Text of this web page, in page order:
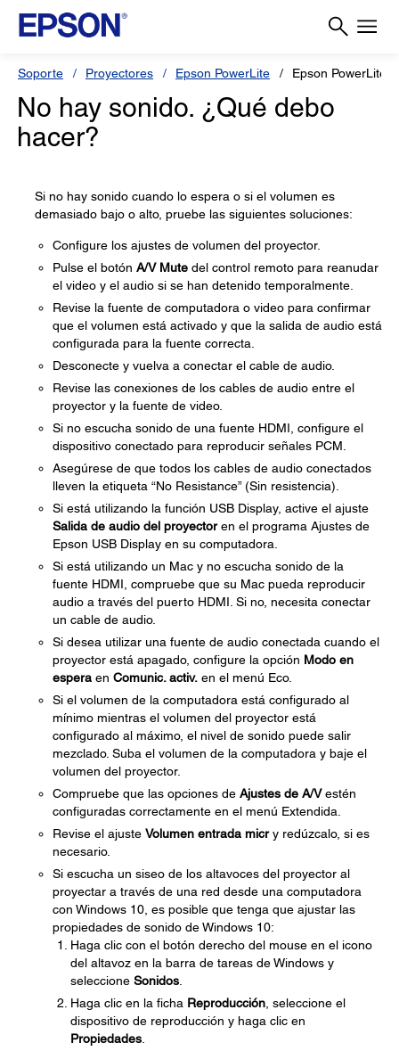
Soporte Proyectores Epson PowerLite Epson PowerLite
No hay sonido. ¿Qué debo
hacer?
Si no hay sonido cuando lo espera o si el volumen es
demasiado bajo o alto, pruebe las siguientes soluciones:
Configure los ajustes de volumen del proyector.
Pulse el botón A/V Mute del control remoto para reanudar
el video y el audio si se han detenido temporalmente.
Revise la fuente de computadora o video para confirmar
que el volumen está activado y que la salida de audio está
configurada para la fuente correcta.
Desconecte y vuelva a conectar el cable de audio.
Revise las conexiones de los cables de audio entre el
proyector y la fuente de video.
Si no escucha sonido de una fuente HDMI, configure el
dispositivo conectado para reproducir señales PCM.
Asegúrese de que todos los cables de audio conectados
lleven la etiqueta “No Resistance” (Sin resistencia).
Si está utilizando la función USB Display, active el ajuste
Salida de audio del proyectoren el programa Ajustes de
Epson USB Display en su computadora.
Si está utilizando un Mac y no escucha sonido de la
fuente HDMI, compruebe que su Mac pueda reproducir
audio a través del puerto HDMI. Si no, necesita conectar
un cable de audio.
Si desea utilizar una fuente de audio conectada cuando el
proyector está apagado, configure la opción Modo en
espera en Comunic. activ. en el menú Eco.
Si el volumen de la computadora está configurado al
mínimo mientras el volumen del proyector está
configurado al máximo, el nivel de sonido puede salir
mezclado. Suba el volumen de la computadora y baje el
volumen del proyector.
Compruebe que las opciones de Ajustes de A/Vestén
configuradas correctamente en el menú Extendida.
Revise el ajuste Volumen entrada micry redúzcalo, si es
necesario.
Si escucha un siseo de los altavoces del proyector al
proyectar a través de una red desde una computadora
con Windows 10, es posible que tenga que ajustar las
propiedades de sonido de Windows 10:
Haga clic con el botón derecho del mouse en el icono
del altavoz en la barra de tareas de Windows y
seleccione Sonidos
Haga clic en la ficha Reproducción , seleccione el
dispositivo de reproducción y haga clic en
Propiedades